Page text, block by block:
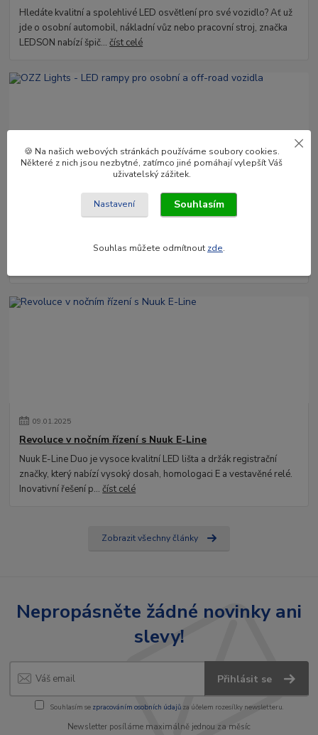
Hledáte kvalitní a spolehlivé LED osvětlení pro své vozidlo? Ať už
jde o osobní automobil, nákladní vůz nebo pracovní stroj, značka
LEDSON nabízí špič...číst celé
OZZ Lights - LED rampy pro osobní a off-road vozidla
stylu pro všechna vozidla. S délkami od 8 do 52 palců a unikátními
09.01.2025
Revoluce v nočním řízení s Nuuk E-Line
Nuuk E-Line Duo je vysoce kvalitní LED lišta a držák registrační
značky, který nabízí vysoký dosah, homologaci E a vestavěné relé.
Inovativní řešení p...číst celé
Zobrazit všechny články
Nepropásněte žádné novinky ani
slevy!
Přihlásit se
Souhlasím se zpracováním osobních údajůza účelem rozesílky newsletteru.
Newsletter posíláme maximálně jednou za měsíc
🍪 Na našich webových stránkách používáme soubory cookies.
Některé z nich jsou nezbytné, zatímco jiné pomáhají vylepšít Váš
uživatelský zážitek.
Nastavení Souhlasím
Souhlas můžete odmítnout zde.